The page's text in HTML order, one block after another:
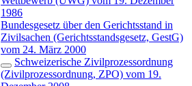
1986
Bundesgesetz über den Gerichtsstand in
Zivilsachen (Gerichtsstandsgesetz, GestG)
vom 24. März 2000
Schweizerische Zivilprozessordnung
(Zivilprozessordnung, ZPO) vom 19.